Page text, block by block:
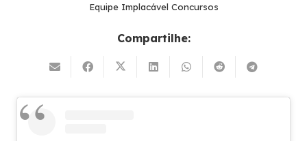
Equipe Implacável Concursos
Compartilhe: